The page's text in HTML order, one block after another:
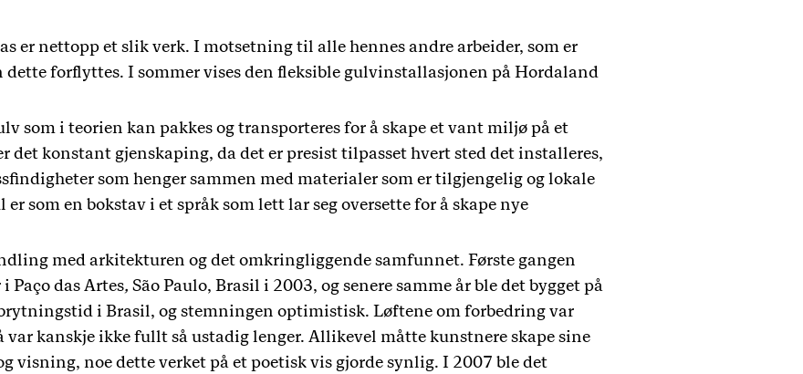
er nettopp et slik verk. I motsetning til alle hennes andre arbeider, som er
dette forflyttes. I sommer vises den fleksible gulvinstallasjonen på Hordaland
som i teorien kan pakkes og transporteres for å skape et vant miljø på et
det konstant gjenskaping, da det er presist tilpasset hvert sted det installeres,
som henger sammen med materialer som er tilgjengelig og lokale
som en bokstav i et språk som lett lar seg oversette for å skape nye
med arkitekturen og det omkringliggende samfunnet. Første gangen
Paço das Artes, São Paulo, Brasil i 2003, og senere samme år ble det bygget på
i Brasil, og stemningen optimistisk. Løftene om forbedring var
var kanskje ikke fullt så ustadig lenger. Allikevel måtte kunstnere skape sine
visning, noe dette verket på et poetisk vis gjorde synlig. I 2007 ble det